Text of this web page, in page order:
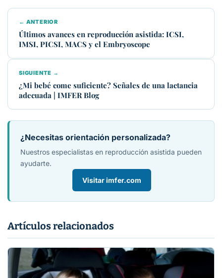
← ANTERIOR
Últimos avances en reproducción asistida: ICSI,
IMSI, PICSI, MACS y el Embryoscope
SIGUIENTE →
¿Mi bebé come suficiente? Señales de una lactancia
adecuada | IMFER Blog
¿Necesitas orientación personalizada?
Nuestros especialistas en reproducción asistida pueden
ayudarte.
Visitar imfer.com
Artículos relacionados